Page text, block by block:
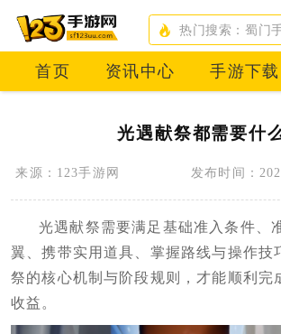
首页 资讯中心 手游下载
光遇献祭都需要什
来源：123手游网 发布时间：
光遇献祭需要满足基础准入条件、
翼、携带实用道具、掌握路线与操作技
祭的核心机制与阶段规则，才能顺利完
收益。